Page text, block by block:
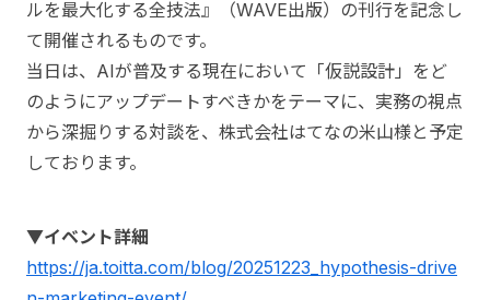
ルを最大化する全技法』（WAVE出版）の刊行を記念し
て開催されるものです。
当日は、AIが普及する現在において「仮説設計」をど
のようにアップデートすべきかをテーマに、実務の視点
から深掘りする対談を、株式会社はてなの米山様と予定
しております。
▼イベント詳細
https://ja.toitta.com/blog/20251223_hypothesis-drive